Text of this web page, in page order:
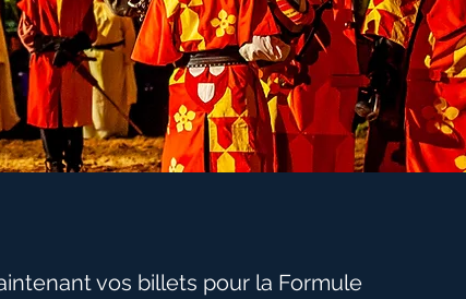
vos billets pour la Formule